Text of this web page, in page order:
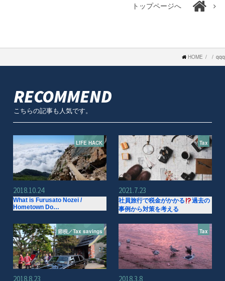
トップページへ
HOME qqq
RECOMMEND
こちらの記事も人気です。
LIFE HACK
2018.10.24
What is Furusato Nozei /
Hometown Do…
Tax
2021.7.23
社員旅行で税金がかかる
過去の
事例から対策を考える
節税／Tax savings
2018.8.23
Tax
2018.3.8